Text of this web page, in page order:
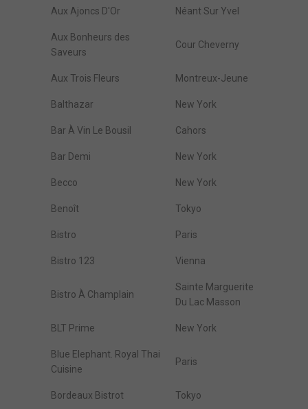
Aux Ajoncs D'Or Néant Sur Yvel
Aux Bonheurs des
Saveurs
Cour Cheverny
Aux Trois Fleurs Montreux-Jeune
Balthazar New York
Bar À Vin Le Bousil Cahors
Bar Demi New York
Becco New York
Benoît Tokyo
Bistro Paris
Bistro 123 Vienna
Bistro À Champlain
Sainte Marguerite
Du Lac Masson
BLT Prime New York
Blue Elephant. Royal Thai
Cuisine
Paris
Bordeaux Bistrot Tokyo